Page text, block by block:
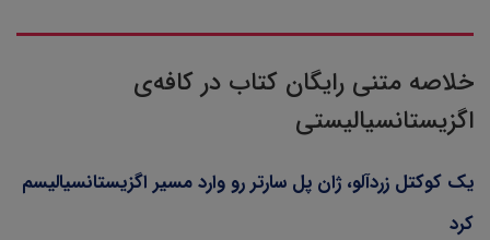
خلاصه متنی رایگان کتاب در کافه‌ی
اگزیستانسیالیستی
یک کوکتل زردآلو، ژان پل سارتر رو وارد مسیر اگزیستانسیالیسم
کرد